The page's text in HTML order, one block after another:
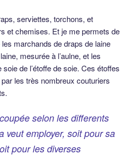
serviettes, torchons, et
et chemises. Et je me permets de
marchands de draps de laine
mesurée à l’aulne, et les
de l’étoffe de soie. Ces étoffes
les très nombreux couturiers
selon les differents
veut employer, soit pour sa
pour les diverses